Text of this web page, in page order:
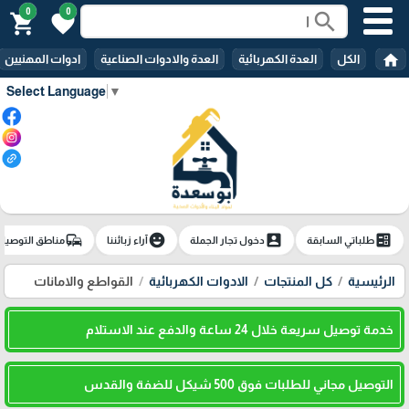
Select Language ▼
search
0
favorite
0
shopping_cart
home الكل العدة الكهربائية العدة والادوات الصناعية ادوات المهنيين
ballotطلباتي السابقة account_boxدخول تجار الجملة emoji_emotionsآراء زبائننا commuteمناطق
الرئيسية كل المنتجات الادوات الكهربائية القواطع والامانات
خدمة توصيل سريعة خلال 24 ساعة والدفع عند الاستلام
التوصيل مجاني للطلبات فوق 500 شيكل للضفة والقدس